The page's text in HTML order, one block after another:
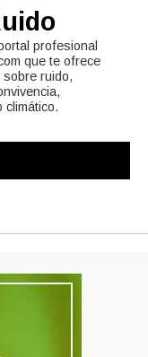
profesional
que te ofrece
sobre ruido,
climático.